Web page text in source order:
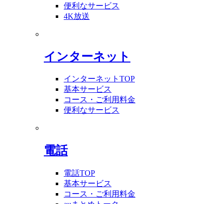
便利なサービス
4K放送
インターネット
インターネットTOP
基本サービス
コース・ご利用料金
便利なサービス
電話
電話TOP
基本サービス
コース・ご利用料金